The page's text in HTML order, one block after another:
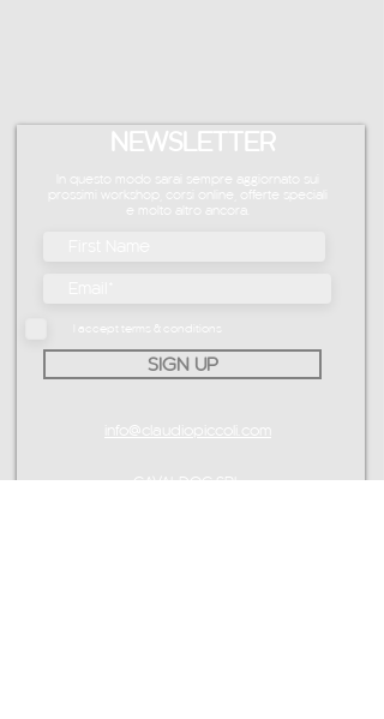
NEWSLETTER
In questo modo sarai sempre aggiornato sui
prossimi workshop, corsi online, offerte speciali
e molto altro ancora.
I accept terms & conditions
SIGN UP
info@claudiopiccoli.com
CAVALDOG SRL